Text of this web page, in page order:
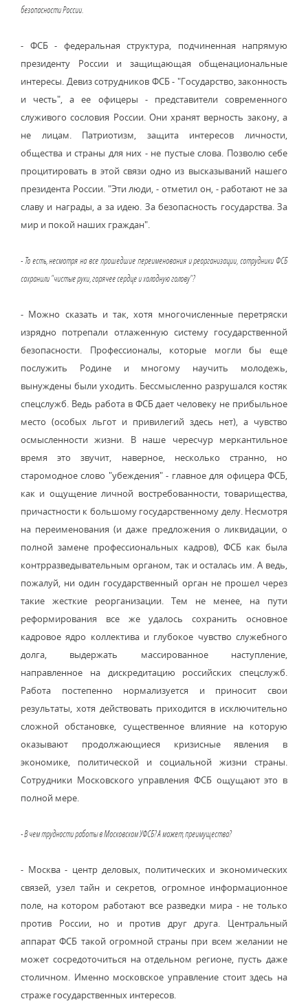
безопасности России.
- ФСБ - федеральная структура, подчиненная напрямую
президенту России и защищающая общенациональные
интересы. Девиз сотрудников ФСБ - "Государство, законность
и честь", а ее офицеры - представители современного
служивого сословия России. Они хранят верность закону, а
не лицам. Патриотизм, защита интересов личности,
общества и страны для них - не пустые слова. Позволю себе
процитировать в этой связи одно из высказываний нашего
президента России. "Эти люди, - отметил он, - работают не за
славу и награды, а за идею. За безопасность государства. За
мир и покой наших граждан".
- То есть, несмотря на все прошедшие переименования и реорганизации, сотрудники ФСБ
сохранили "чистые руки, горячее сердце и холодную голову"?
- Можно сказать и так, хотя многочисленные перетряски
изрядно потрепали отлаженную систему государственной
безопасности. Профессионалы, которые могли бы еще
послужить Родине и многому научить молодежь,
вынуждены были уходить. Бессмысленно разрушался костяк
спецслужб. Ведь работа в ФСБ дает человеку не прибыльное
место (особых льгот и привилегий здесь нет), а чувство
осмысленности жизни. В наше чересчур меркантильное
время это звучит, наверное, несколько странно, но
старомодное слово "убеждения" - главное для офицера ФСБ,
как и ощущение личной востребованности, товарищества,
причастности к большому государственному делу. Несмотря
на переименования (и даже предложения о ликвидации, о
полной замене профессиональных кадров), ФСБ как была
контрразведывательным органом, так и осталась им. А ведь,
пожалуй, ни один государственный орган не прошел через
такие жесткие реорганизации. Тем не менее, на пути
реформирования все же удалось сохранить основное
кадровое ядро коллектива и глубокое чувство служебного
долга, выдержать массированное наступление,
направленное на дискредитацию российских спецслужб.
Работа постепенно нормализуется и приносит свои
результаты, хотя действовать приходится в исключительно
сложной обстановке, существенное влияние на которую
оказывают продолжающиеся кризисные явления в
экономике, политической и социальной жизни страны.
Сотрудники Московского управления ФСБ ощущают это в
полной мере.
- В чем трудности работы в Московском УФСБ? А может, преимущества?
- Москва - центр деловых, политических и экономических
связей, узел тайн и секретов, огромное информационное
поле, на котором работают все разведки мира - не только
против России, но и против друг друга. Центральный
аппарат ФСБ такой огромной страны при всем желании не
может сосредоточиться на отдельном регионе, пусть даже
столичном. Именно московское управление стоит здесь на
страже государственных интересов.